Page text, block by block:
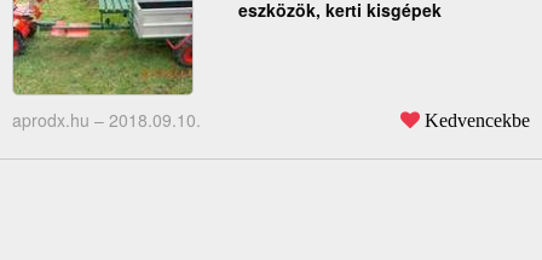
eszközök, kerti kisgépek
aprodx.hu – 2018.09.10. Kedvencekbe